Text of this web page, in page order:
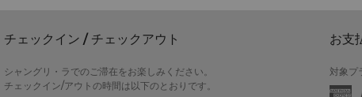
チェックイン / チェックアウト
シャングリ・ラでのご滞在をお楽しみください。
チェックイン/アウトの時間は以下のとおりです。
お支
対象プ